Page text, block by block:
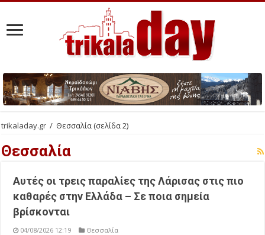
trikaladay.gr / Θεσσαλία(σελίδα 2)
Θεσσαλία
Αυτές οι τρεις παραλίες της Λάρισας στις πιο
καθαρές στην Ελλάδα – Σε ποια σημεία
βρίσκονται
04/08/2026 12:19 Θεσσαλία